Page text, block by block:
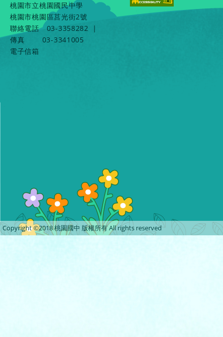
桃園市立桃園國民中學
桃園市桃園區莒光街2號
聯絡電話
03-3358282
|
傳真
03-3341005
電子信箱
Copyright ©2018 桃園國中 版權所有 All rights reserved